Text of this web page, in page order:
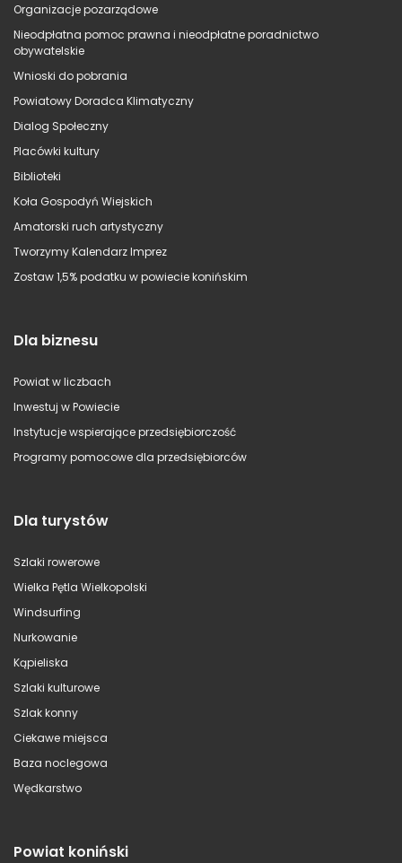
Organizacje pozarządowe
Nieodpłatna pomoc prawna i nieodpłatne poradnictwo
obywatelskie
Wnioski do pobrania
Powiatowy Doradca Klimatyczny
Dialog Społeczny
Placówki kultury
Biblioteki
Koła Gospodyń Wiejskich
Amatorski ruch artystyczny
Tworzymy Kalendarz Imprez
Zostaw 1,5% podatku w powiecie konińskim
Dla biznesu
Powiat w liczbach
Inwestuj w Powiecie
Instytucje wspierające przedsiębiorczość
Programy pomocowe dla przedsiębiorców
Dla turystów
Szlaki rowerowe
Wielka Pętla Wielkopolski
Windsurfing
Nurkowanie
Kąpieliska
Szlaki kulturowe
Szlak konny
Ciekawe miejsca
Baza noclegowa
Wędkarstwo
Powiat koniński